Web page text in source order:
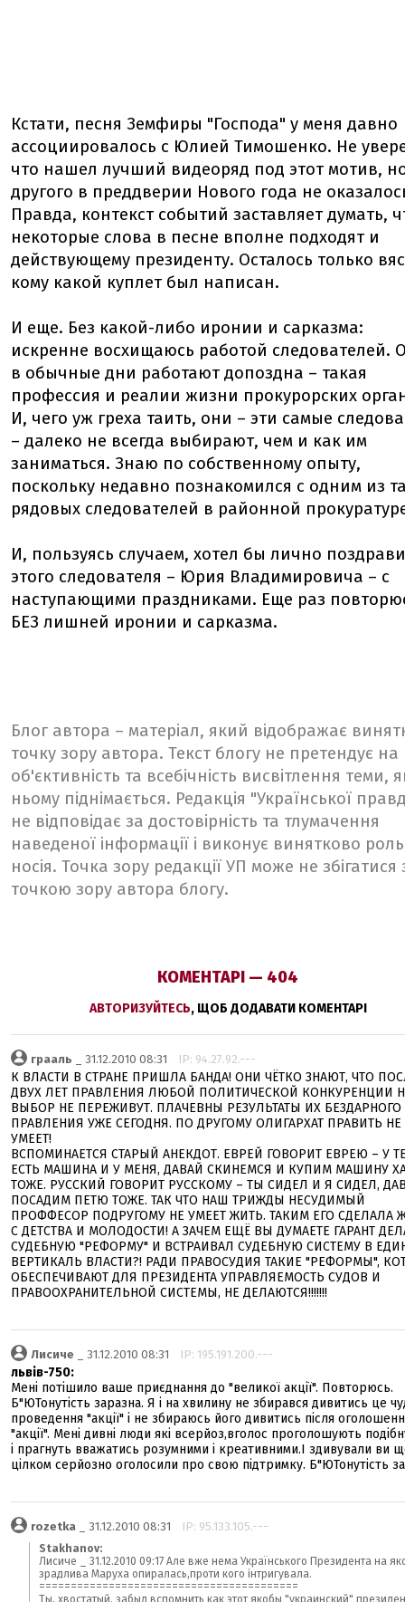
Кстати, песня Земфиры "Господа" у меня давно
ассоциировалось с Юлией Тимошенко. Не
что нашел лучший видеоряд под этот мотив,
другого в преддверии Нового года не
Правда, контекст событий заставляет думать,
некоторые слова в песне вполне подходят и
действующему президенту. Осталось только
кому какой куплет был написан.
И еще. Без какой-либо иронии и сарказма:
искренне восхищаюсь работой следователей.
в обычные дни работают допоздна – такая
профессия и реалии жизни прокурорских
И, чего уж греха таить, они – эти самые
– далеко не всегда выбирают, чем и как им
заниматься. Знаю по собственному опыту,
поскольку недавно познакомился с одним из
рядовых следователей в районной
И, пользуясь случаем, хотел бы лично
этого следователя – Юрия Владимировича – с
наступающими праздниками. Еще раз
БЕЗ лишней иронии и сарказма.
Блог автора – матеріал, який відображає
точку зору автора. Текст блогу не претендує на
об'єктивність та всебічність висвітлення теми,
ньому піднімається. Редакція "Української
не відповідає за достовірність та тлумачення
наведеної інформації і виконує винятково роль
носія. Точка зору редакції УП може не збігатися
точкою зору автора блогу.
КОМЕНТАРІ — 404
АВТОРИЗУЙТЕСЬ, ЩОБ ДОДАВАТИ КОМЕНТАРІ
грааль _ 31.12.2010 08:31 IP: 94.27.92.---
К ВЛАСТИ В СТРАНЕ ПРИШЛА БАНДА! ОНИ ЧЁТКО ЗНАЮТ, ЧТО
ДВУХ ЛЕТ ПРАВЛЕНИЯ ЛЮБОЙ ПОЛИТИЧЕСКОЙ КОНКУРЕНЦИИ
ВЫБОР НЕ ПЕРЕЖИВУТ. ПЛАЧЕВНЫ РЕЗУЛЬТАТЫ ИХ БЕЗДАРНОГО
ПРАВЛЕНИЯ УЖЕ СЕГОДНЯ. ПО ДРУГОМУ ОЛИГАРХАТ ПРАВИТЬ НЕ
УМЕЕТ!
ВСПОМИНАЕТСЯ СТАРЫЙ АНЕКДОТ. ЕВРЕЙ ГОВОРИТ ЕВРЕЮ – У
ЕСТЬ МАШИНА И У МЕНЯ, ДАВАЙ СКИНЕМСЯ И КУПИМ МАШИНУ
ТОЖЕ. РУССКИЙ ГОВОРИТ РУССКОМУ – ТЫ СИДЕЛ И Я СИДЕЛ,
ПОСАДИМ ПЕТЮ ТОЖЕ. ТАК ЧТО НАШ ТРИЖДЫ НЕСУДИМЫЙ
ПРОФФЕСОР ПОДРУГОМУ НЕ УМЕЕТ ЖИТЬ. ТАКИМ ЕГО СДЕЛАЛА
С ДЕТСТВА И МОЛОДОСТИ! А ЗАЧЕМ ЕЩЁ ВЫ ДУМАЕТЕ ГАРАНТ
СУДЕБНУЮ "РЕФОРМУ" И ВСТРАИВАЛ СУДЕБНУЮ СИСТЕМУ В
ВЕРТИКАЛЬ ВЛАСТИ?! РАДИ ПРАВОСУДИЯ ТАКИЕ "РЕФОРМЫ",
ОБЕСПЕЧИВАЮТ ДЛЯ ПРЕЗИДЕНТА УПРАВЛЯЕМОСТЬ СУДОВ И
ПРАВООХРАНИТЕЛЬНОЙ СИСТЕМЫ, НЕ ДЕЛАЮТСЯ!!!!!!!
Лисиче _ 31.12.2010 08:31 IP: 195.191.200.---
львів-750:
Мені потішило ваше приєднання до "великої акції". Повторюсь.
Б"ЮТонутість заразна. Я і на хвилину не збирався дивитись це
проведення "акції" і не збираюсь його дивитись після
"акції". Мені дивні люди які всерйоз,вголос проголошують
і прагнуть вважатись розумними і креативними.І здивували ви
цілком серйозно оголосили про свою підтримку. Б"ЮТонутість
rozetka _ 31.12.2010 08:31 IP: 95.133.105.---
Stakhanov:
Лисиче _ 31.12.2010 09:17 Але вже нема Українського Президента на
зрадлива Маруха опиралась,проти кого інтригувала.
=========================================
Ты, хвостатый, забыл вспомнить как этот якобы "украинский"